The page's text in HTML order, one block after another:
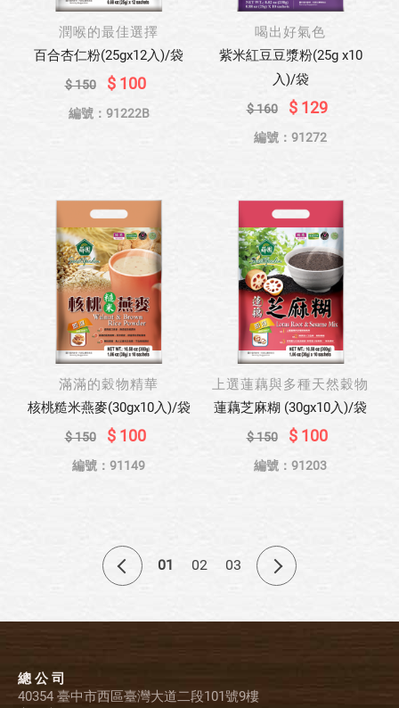
潤喉的最佳選擇
百合杏仁粉(25gx12入)/袋
$ 150 $ 100
編號：91222B
喝出好氣色
紫米紅豆豆漿粉(25g x10
入)/袋
$ 160 $ 129
編號：91272
滿滿的穀物精華
核桃糙米燕麥(30gx10入)/袋
$ 150 $ 100
編號：91149
上選蓮藕與多種天然穀物
蓮藕芝麻糊 (30gx10入)/袋
$ 150 $ 100
編號：91203
01 02 03
總 公 司
40354 臺中市西區臺灣大道二段101號9樓